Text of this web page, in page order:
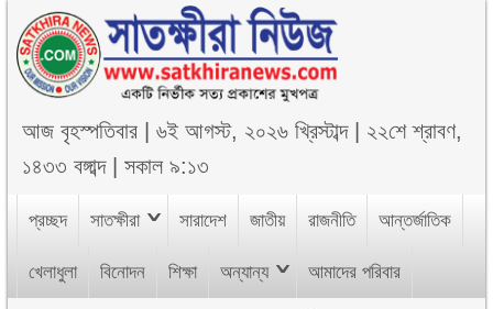
আজবৃহস্পতিবার |৬ই আগস্ট, ২০২৬ খ্রিস্টাব্দ| ২২শে শ্রাবণ,
১৪৩৩ বঙ্গাব্দ|সকাল ৯:১৩
প্রচ্ছদ সাতক্ষীরা সারাদেশ জাতীয় রাজনীতি আন্তর্জাতিক
খেলাধুলা বিনোদন শিক্ষা অন্যান্য আমাদের পরিবার